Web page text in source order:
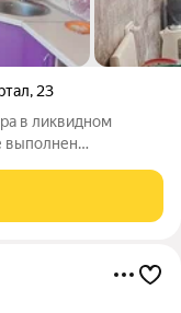
, 23
в ликвидном
выполнен
окна. Так же